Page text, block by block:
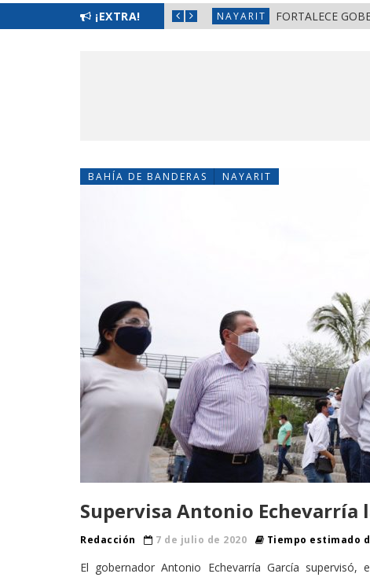
¡EXTRA!
BIENESTAR EN NAYARIT NAYARIT FORTALECE
BAHÍA DE BANDERAS NAYARIT
Supervisa Antonio Echevarría
Redacción 7 de julio de 2020 Tiempo estimado
El gobernador Antonio Echevarría García